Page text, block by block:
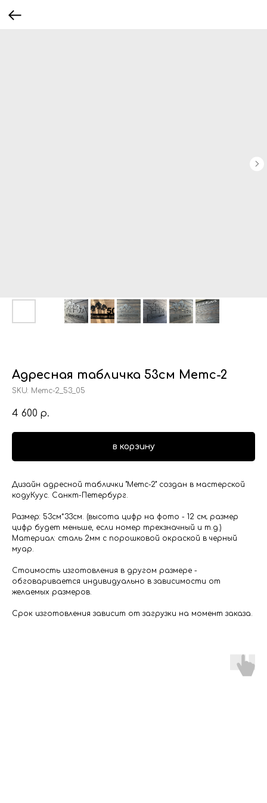
Адресная табличка 53см Метс-2
SKU: Метс-2_53_05
4 600 р.
в корзину
Дизайн адресной таблички "Метс-2" создан в мастерской
кодуКуус. Санкт-Петербург.
Размер: 53см*33см. (высота цифр на фото - 12 см; размер
цифр будет меньше, если номер трехзначный и т.д.)
Материал: сталь 2мм с порошковой окраской в черный
муар.
Стоимость изготовления в другом размере -
обговаривается индивидуально в зависимости от
желаемых размеров.
Срок изготовления зависит от загрузки на момент заказа.